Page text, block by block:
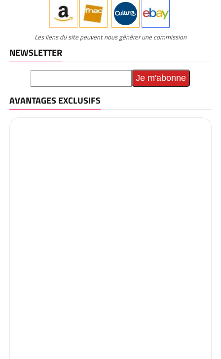
Les liens du site peuvent nous générer une commission
NEWSLETTER
AVANTAGES EXCLUSIFS